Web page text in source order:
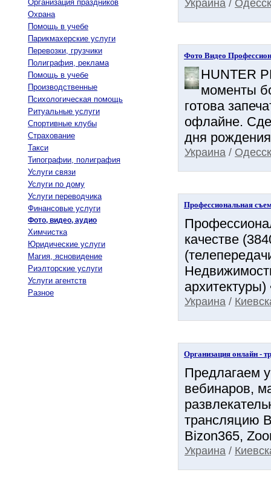
Организация праздников
Охрана
Помощь в учебе
Парикмахерские услуги
Перевозки, грузчики
Полиграфия, реклама
Помощь в учебе
Производственные
Психологическая помощь
Ритуальные услуги
Спортивные клубы
Страхование
Такси
Типографии, полиграфия
Услуги связи
Услуги по дому
Услуги переводчика
Финансовые услуги
Фото, видео, аудио
Химчистка
Юридические услуги
Магия, ясновидение
Риэлторские услуги
Услуги агентств
Разное
Украина /
Фото Видео
HUNTER
моменты
готова
офлайне.
дня
Украина /
Профессиональная
качестве
Украина /
Организация онлайн -
Предлагаем
вебинаров,
трансляцию
Bizon365,
Украина /